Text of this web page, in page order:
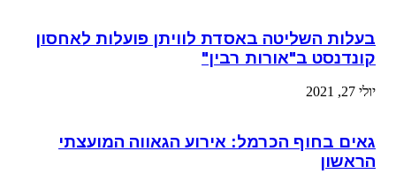
בעלות השליטה באסדת לוויתן פועלות לאחסון
קונדנסט ב"אורות רבין"
יולי 27, 2021
גאים בחוף הכרמל: אירוע הגאווה המועצתי
הראשון